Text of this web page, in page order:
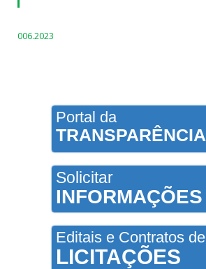
006.2023
Portal da
TRANSPARÊNCIA
Solicitar
INFORMAÇÕES
Editais e Contratos de
LICITAÇÕES